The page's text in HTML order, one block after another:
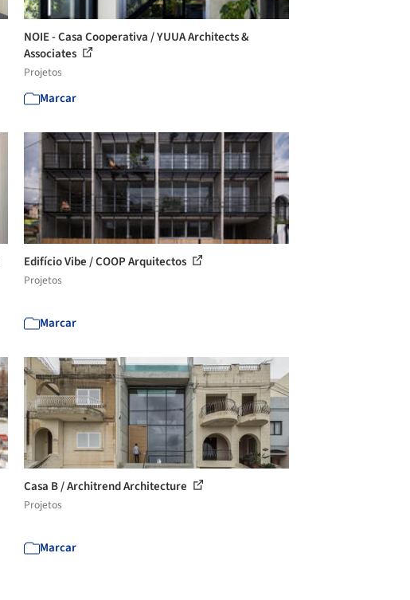
NOIE - Casa Cooperativa / YUUA Architects &
Associates
Projetos
Marcar
Edifício Vibe / COOP Arquitectos
Projetos
Marcar
Casa B / Architrend Architecture
Projetos
Marcar